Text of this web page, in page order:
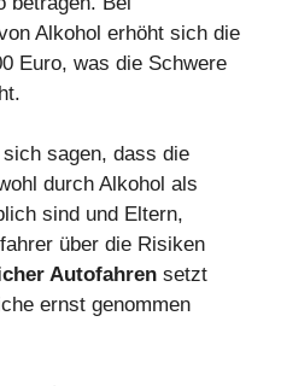
Alkohol erhöht sich die
Euro, was die Schwere
sagen, dass die
durch Alkohol als
sind und Eltern,
über die Risiken
Autofahren setzt
ernst genommen